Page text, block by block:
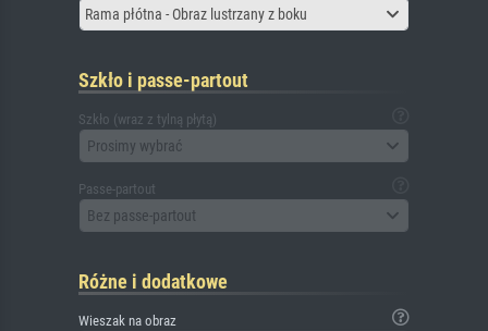
Rama płótna - Obraz lustrzany z boku
Szkło i passe-partout
Szkło (wraz z tylną płytą)
Prosimy wybrać
Passe-partout
Bez passe-partout
Różne i dodatkowe
Wieszak na obraz